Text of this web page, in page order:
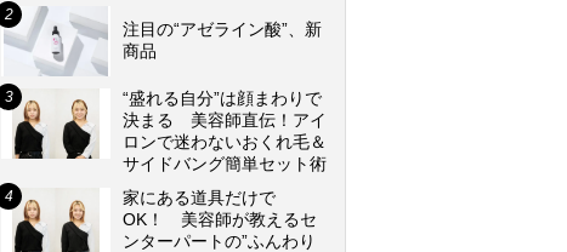
注目の“アゼライン酸”、新
商品
“盛れる自分”は顔まわりで
決まる 美容師直伝！アイ
ロンで迷わないおくれ毛＆
サイドバング簡単セット術
家にある道具だけで
OK！ 美容師が教えるセ
ンターパートの”ふんわり